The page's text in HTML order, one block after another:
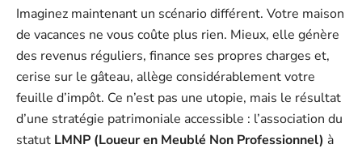
Imaginez maintenant un scénario différent. Votre maison
de vacances ne vous coûte plus rien. Mieux, elle génère
des revenus réguliers, finance ses propres charges et,
cerise sur le gâteau, allège considérablement votre
feuille d’impôt. Ce n’est pas une utopie, mais le résultat
d’une stratégie patrimoniale accessible : l’association du
statut LMNP (Loueur en Meublé Non Professionnel) à